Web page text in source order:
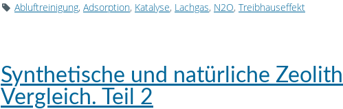
Abluftreinigung, Adsorption, Katalyse, Lachgas, N2O, Treibhauseffekt
Synthetische und natürliche
Vergleich. Teil 2